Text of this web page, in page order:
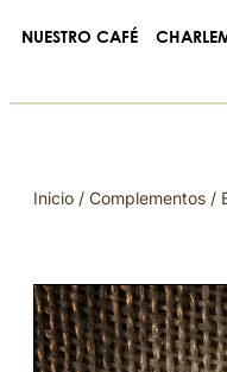
NUESTRO CAFÉ
Inicio / Complementos /